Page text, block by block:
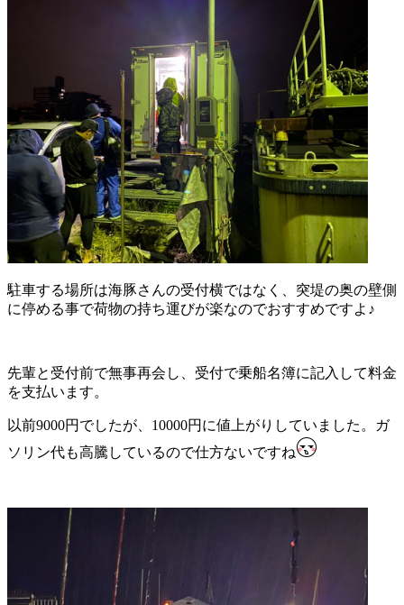
駐車する場所は海豚さんの受付横ではなく、突堤の奥の壁側
に停める事で荷物の持ち運びが楽なのでおすすめですよ♪
先輩と受付前で無事再会し、受付で乗船名簿に記入して料金
を支払います。
以前9000円でしたが、10000円に値上がりしていました。ガ
ソリン代も高騰しているので仕方ないですね